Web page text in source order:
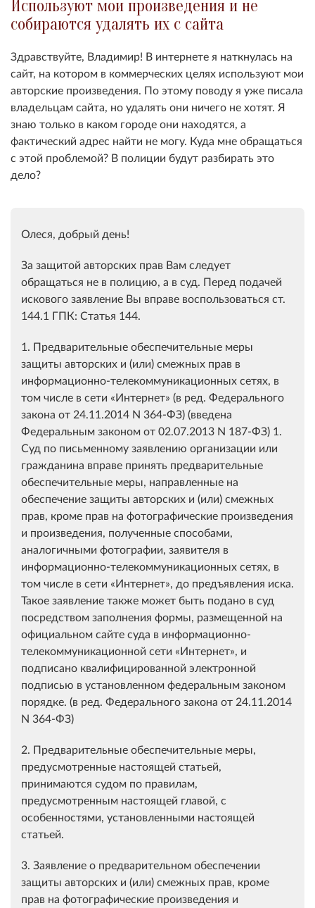
Используют мои произведения и не
собираются удалять их с сайта
Здравствуйте, Владимир! В интернете я наткнулась на
сайт, на котором в коммерческих целях используют мои
авторские произведения. По этому поводу я уже писала
владельцам сайта, но удалять они ничего не хотят. Я
знаю только в каком городе они находятся, а
фактический адрес найти не могу. Куда мне обращаться
с этой проблемой? В полиции будут разбирать это
дело?
Олеся, добрый день!
За защитой авторских прав Вам следует
обращаться не в полицию, а в суд. Перед подачей
искового заявление Вы вправе воспользоваться ст.
144.1 ГПК: Статья 144.
1. Предварительные обеспечительные меры
защиты авторских и (или) смежных прав в
информационно-телекоммуникационных сетях, в
том числе в сети «Интернет» (в ред. Федерального
закона от 24.11.2014 N 364-ФЗ) (введена
Федеральным законом от 02.07.2013 N 187-ФЗ) 1.
Суд по письменному заявлению организации или
гражданина вправе принять предварительные
обеспечительные меры, направленные на
обеспечение защиты авторских и (или) смежных
прав, кроме прав на фотографические произведения
и произведения, полученные способами,
аналогичными фотографии, заявителя в
информационно-телекоммуникационных сетях, в
том числе в сети «Интернет», до предъявления иска.
Такое заявление также может быть подано в суд
посредством заполнения формы, размещенной на
официальном сайте суда в информационно-
телекоммуникационной сети «Интернет», и
подписано квалифицированной электронной
подписью в установленном федеральным законом
порядке. (в ред. Федерального закона от 24.11.2014
N 364-ФЗ)
2. Предварительные обеспечительные меры,
предусмотренные настоящей статьей,
принимаются судом по правилам,
предусмотренным настоящей главой, с
особенностями, установленными настоящей
статьей.
3. Заявление о предварительном обеспечении
защиты авторских и (или) смежных прав, кроме
прав на фотографические произведения и